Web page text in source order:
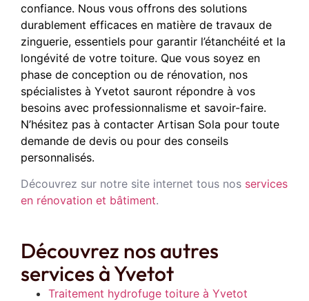
confiance. Nous vous offrons des solutions
durablement efficaces en matière de travaux de
zinguerie, essentiels pour garantir l’étanchéité et la
longévité de votre toiture. Que vous soyez en
phase de conception ou de rénovation, nos
spécialistes à Yvetot sauront répondre à vos
besoins avec professionnalisme et savoir-faire.
N’hésitez pas à contacter Artisan Sola pour toute
demande de devis ou pour des conseils
personnalisés.
Découvrez sur notre site internet tous nos services
en rénovation et bâtiment.
Découvrez nos autres
services à Yvetot
Traitement hydrofuge toiture à Yvetot